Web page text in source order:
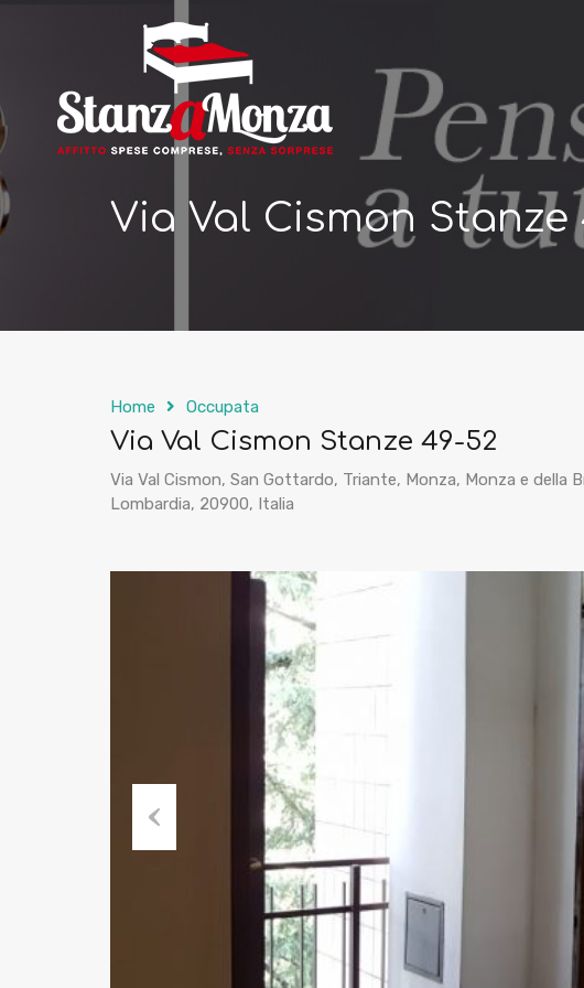
Via Val Cismon Stanze
Home Occupata
Via Val Cismon Stanze 49-52
Via Val Cismon, San Gottardo, Triante, Monza, Monza e della
Lombardia, 20900, Italia